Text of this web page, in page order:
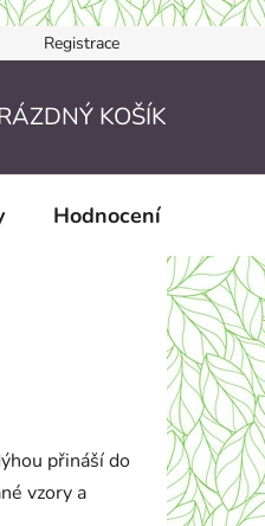
Doručení a zaslání
Registrace
KOŠÍK
Hodnocení obchodu
přináší do
vzory a